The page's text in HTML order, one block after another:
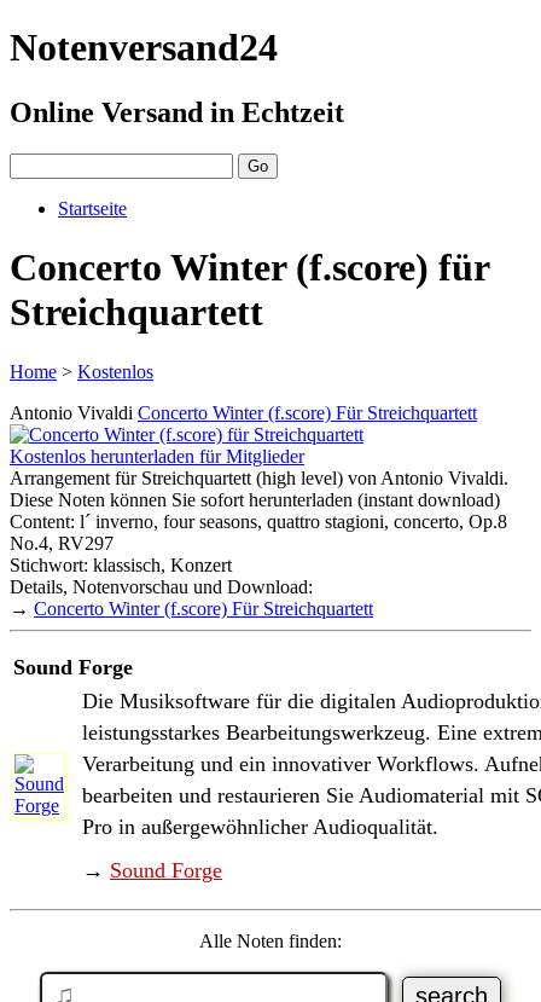
Notenversand24
Online Versand in Echtzeit
Startseite
Concerto Winter (f.score) für
Streichquartett
Home > Kostenlos
Antonio Vivaldi Concerto Winter (f.score) Für Streichquartett
Kostenlos herunterladen für Mitglieder
Arrangement für Streichquartett (high level) von Antonio Vivaldi.
Diese Noten können Sie sofort herunterladen (instant download)
Content: l´ inverno, four seasons, quattro stagioni, concerto, Op.8
No.4, RV297
Stichwort: klassisch, Konzert
Details, Notenvorschau und Download:
→ Concerto Winter (f.score) Für Streichquartett
Sound Forge
Die Musiksoftware für die digitalen
leistungsstarkes Bearbeitungswerkzeug. Eine
Verarbeitung und ein innovativer Workflows.
bearbeiten und restaurieren Sie Audiomaterial mit
Pro in außergewöhnlicher Audioqualität.
→ Sound Forge
Alle Noten finden: